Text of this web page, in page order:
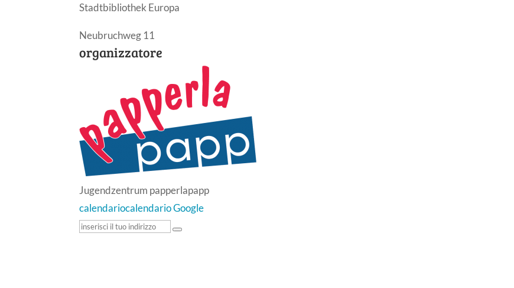
Stadtbibliothek Europa
Neubruchweg 11
organizzatore
Jugendzentrum papperlapapp
calendariocalendario Google